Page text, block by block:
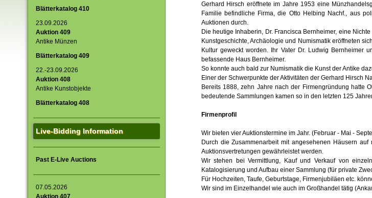
Blätterkatalog 410
23.09.2026
Auktion 409
Antike Münzen
Blätterkatalog 409
22.-23.09.2026
Auktion 408
Antike Kunstobjekte
Blätterkatalog 408
Live-Bidding Information
Past E-Live Auctions
07.05.2026
Auktion 407
Gerhard Hirsch eröffnete im Jahre 1953 eine
Familie befindliche Firma, die Otto Helbing Nachf., aus
Auktionen durch.
Die heutige Inhaberin, Dr. Francisca Bernheimer, eine
Kunstgeschichte, Archäologie und Numismatik eröffneten
Kultur geweckt worden. Ihr Vater Dr. Ludwig Bernheimer
befassende Haus Bernheimer.
So konnte auch bald zur Numismatik die Kunst der Antike
Einer der Schwerpunkte der Aktivitäten der Gerhard Hirsch
Bereits 1888, zehn Jahre nach der Firmengründung hatte
bedeutende Sammlungen kamen so in den letzten 125
Firmenprofil
Wir bieten vier Auktionstermine im Jahr. (Februar - Mai -
Durch die Zusammenarbeit mit angesehenen Häusern
Auktionsvertretungen gewährleistet werden.
Wir stehen bei Vermittlung, Kauf und Verkauf von
Katalogisierung und Aufbau einer Sammlung (für private
Für Hochzeiten, Taufe, Geburtstage, Firmenjubiläen etc.
Wir sind im Einzelhandel wie auch im Großhandel tätig